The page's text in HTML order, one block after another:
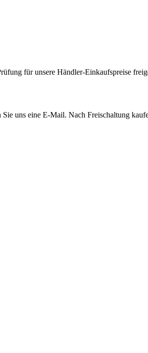
für unsere Händler-Einkaufspreise
uns eine E-Mail. Nach Freischaltung